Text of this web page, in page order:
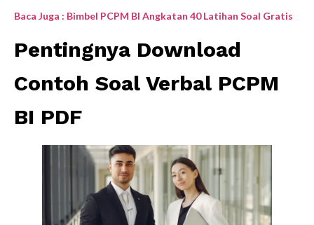
Baca Juga : Bimbel PCPM BI Angkatan 40 Latihan Soal Gratis
Pentingnya Download
Contoh Soal Verbal PCPM
BI PDF